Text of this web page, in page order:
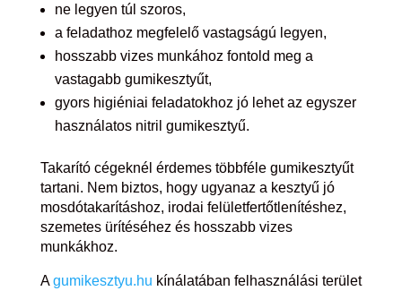
ne legyen túl szoros,
a feladathoz megfelelő vastagságú legyen,
hosszabb vizes munkához fontold meg a
vastagabb gumikesztyűt,
gyors higiéniai feladatokhoz jó lehet az egyszer
használatos nitril gumikesztyű.
Takarító cégeknél érdemes többféle gumikesztyűt
tartani. Nem biztos, hogy ugyanaz a kesztyű jó
mosdótakarításhoz, irodai felületfertőtlenítéshez,
szemetes ürítéséhez és hosszabb vizes
munkákhoz.
Agumikesztyu.hu kínálatában felhasználási terület